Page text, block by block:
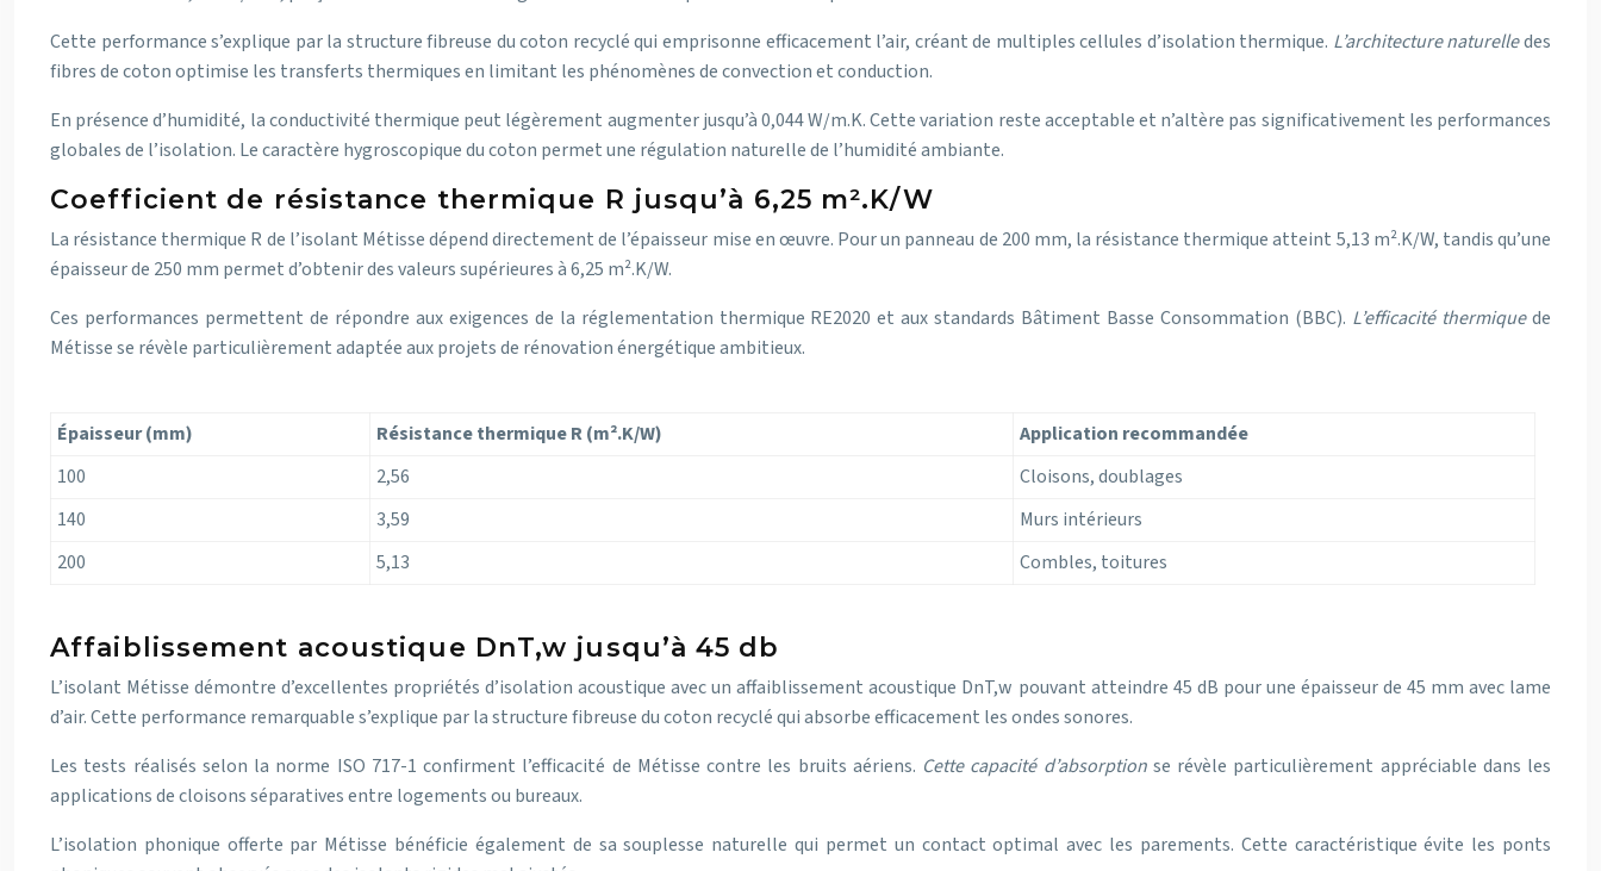
Cette performance s’explique par la structure fibreuse du coton recyclé qui emprisonne efficacement l’air, créant de multiples cellules d’isolation thermique. L’architecture naturelledes
fibres de coton optimise les transferts thermiques en limitant les phénomènes de convection et conduction.
En présence d’humidité, la conductivité thermique peut légèrement augmenter jusqu’à 0,044 W/m.K. Cette variation reste acceptable et n’altère pas significativement les performances
globales de l’isolation. Le caractère hygroscopique du coton permet une régulation naturelle de l’humidité ambiante.
Coefficient de résistance thermique R jusqu’à 6,25 m².K/W
La résistance thermique R de l’isolant Métisse dépend directement de l’épaisseur mise en œuvre. Pour un panneau de 200 mm, la résistance thermique atteint 5,13 m².K/W, tandis qu’une
épaisseur de 250 mm permet d’obtenir des valeurs supérieures à 6,25 m².K/W.
Ces performances permettent de répondre aux exigences de la réglementation thermique RE2020 et aux standards Bâtiment Basse Consommation (BBC). L’efficacité thermiquede
Métisse se révèle particulièrement adaptée aux projets de rénovation énergétique ambitieux.
Épaisseur (mm) Résistance thermique R (m².K/W)
Application recommandée
100
2,56
Cloisons, doublages
140
3,59
Murs intérieurs
200
5,13 Combles, toitures
Affaiblissement acoustique DnT,w jusqu’à 45 db
L’isolant Métisse démontre d’excellentes propriétés d’isolation acoustique avec un affaiblissement acoustique DnT,w pouvant atteindre 45 dB pour une épaisseur de 45 mm avec lame
d’air. Cette performance remarquable s’explique par la structure fibreuse du coton recyclé qui absorbe efficacement les ondes sonores.
Les tests réalisés selon la norme ISO 717-1 confirment l’efficacité de Métisse contre les bruits aériens. Cette capacité d’absorption se révèle particulièrement appréciable dans les
applications de cloisons séparatives entre logements ou bureaux.
L’isolation phonique offerte par Métisse bénéficie également de sa souplesse naturelle qui permet un contact optimal avec les parements. Cette caractéristique évite les ponts